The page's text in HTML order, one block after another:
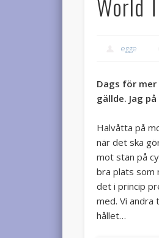
World
egge
Dags för
gällde. Jag
Halvåtta på
när det ska
mot stan på
bra plats som
det i princip
med. Vi andra
hållet…